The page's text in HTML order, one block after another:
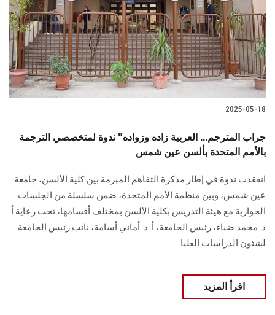
2025-05-18
جراب المترجم... العربية زاده وزواده" ندوة لمتخصصي الترجمة
بالأمم المتحدة بألسن عين شمس
انعقدت ندوة في إطار مذكرة التفاهم المبرمة بين كلية الألسن، جامعة
عين شمس، وبين منظمة الأمم المتحدة، ضمن سلسلة من الجلسات
الحوارية مع هيئة التدريس بكلية الألسن بمختلف أقسامها، تحت رعاية أ.
د. محمد ضياء، رئيس الجامعة، أ. د. أماني أسامة، نائب رئيس الجامعة
لشئون الدراسات العليا
اقرأ المزيد